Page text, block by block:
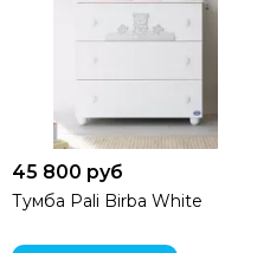
45 800 руб
Тумба Pali Birba White